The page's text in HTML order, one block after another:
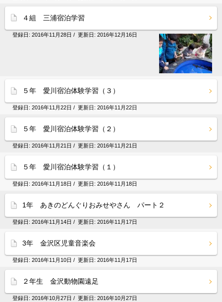
４組 三浦宿泊学習
登録日: 2016年11月28日 / 更新日: 2016年12月16日
５年 愛川宿泊体験学習（３）
登録日: 2016年11月22日 / 更新日: 2016年11月22日
５年 愛川宿泊体験学習（２）
登録日: 2016年11月21日 / 更新日: 2016年11月21日
５年 愛川宿泊体験学習（１）
登録日: 2016年11月18日 / 更新日: 2016年11月18日
1年 あきのどんぐりおみせやさん パート２
登録日: 2016年11月14日 / 更新日: 2016年11月17日
3年 金沢区児童音楽会
登録日: 2016年11月10日 / 更新日: 2016年11月17日
２年生 金沢動物園遠足
登録日: 2016年10月27日 / 更新日: 2016年10月27日